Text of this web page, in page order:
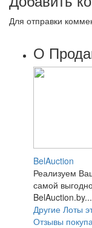
Для отправки
О
BelAuction
Реализуем
самой
BelAuction.by...
Другие Лоты
Отзывы